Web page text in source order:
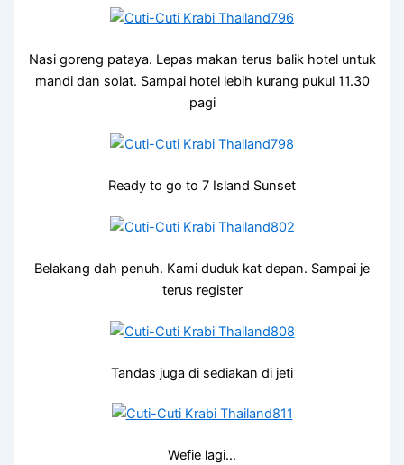
Nasi goreng pataya. Lepas makan terus balik hotel untuk
mandi dan solat. Sampai hotel lebih kurang pukul 11.30
pagi
Ready to go to 7 Island Sunset
Belakang dah penuh. Kami duduk kat depan. Sampai je
terus register
Tandas juga di sediakan di jeti
Wefie lagi…